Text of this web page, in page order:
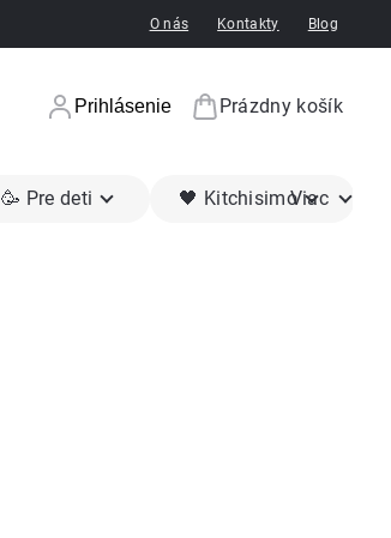
O nás Kontakty Blog
Prihlásenie
Nákupný
Prázdny košík
🥳 Pre deti 🖤 KitchisimoViac